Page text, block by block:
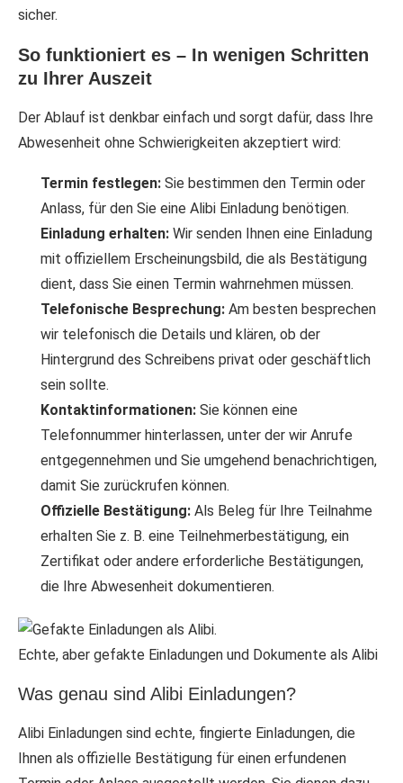
sicher.
So funktioniert es – In wenigen Schritten
zu Ihrer Auszeit
Der Ablauf ist denkbar einfach und sorgt dafür, dass Ihre
Abwesenheit ohne Schwierigkeiten akzeptiert wird:
Termin festlegen: Sie bestimmen den Termin oder
Anlass, für den Sie eine Alibi Einladung benötigen.
Einladung erhalten: Wir senden Ihnen eine Einladung
mit offiziellem Erscheinungsbild, die als Bestätigung
dient, dass Sie einen Termin wahrnehmen müssen.
Telefonische Besprechung: Am besten besprechen
wir telefonisch die Details und klären, ob der
Hintergrund des Schreibens privat oder geschäftlich
sein sollte.
Kontaktinformationen: Sie können eine
Telefonnummer hinterlassen, unter der wir Anrufe
entgegennehmen und Sie umgehend benachrichtigen,
damit Sie zurückrufen können.
Offizielle Bestätigung: Als Beleg für Ihre Teilnahme
erhalten Sie z. B. eine Teilnehmerbestätigung, ein
Zertifikat oder andere erforderliche Bestätigungen,
die Ihre Abwesenheit dokumentieren.
Echte, aber gefakte Einladungen und Dokumente als Alibi
Was genau sind Alibi Einladungen?
Alibi Einladungen sind echte, fingierte Einladungen, die
Ihnen als offizielle Bestätigung für einen erfundenen